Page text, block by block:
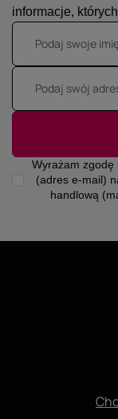
informacje,
Podaj swoje
Podaj swój
Wyrażam zgodę
(adres e-mail)
handlową